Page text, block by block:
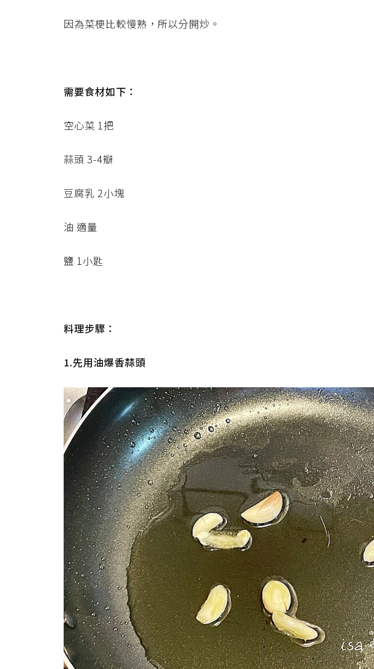
因為菜梗比較慢熟，所以分開炒。
需要食材如下：
空心菜 1把
蒜頭 3-4瓣
豆腐乳 2小塊
油 適量
鹽 1小匙
料理步驟：
1.先用油爆香蒜頭